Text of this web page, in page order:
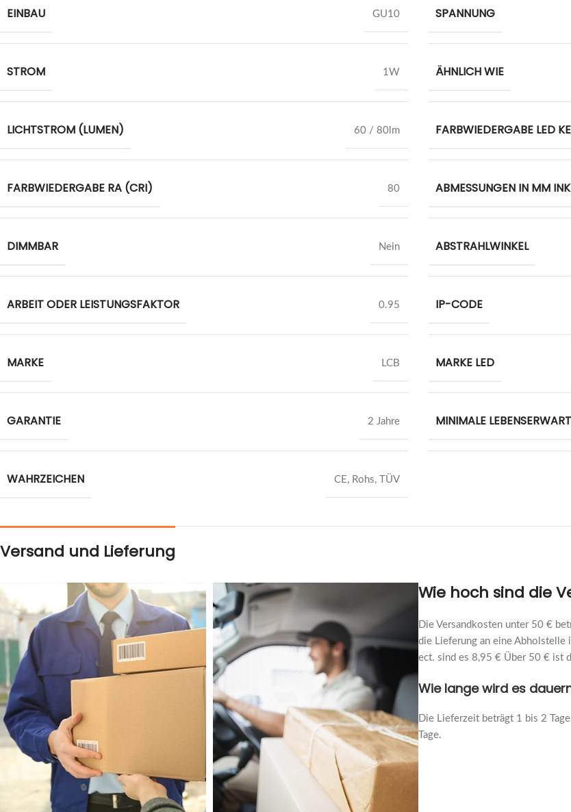
EINBAU GU10 SPANNUNG
STROM 1W ÄHNLICH WIE
LICHTSTROM (LUMEN) 60 / 80lm FARBWIEDERGABE LED
FARBWIEDERGABE RA (CRI) 80 ABMESSUNGEN IN MM
DIMMBAR Nein ABSTRAHLWINKEL
ARBEIT ODER LEISTUNGSFAKTOR 0.95 IP-CODE
MARKE LCB MARKE LED
GARANTIE 2 Jahre MINIMALE
WAHRZEICHEN CE, Rohs, TÜV
Versand und Lieferung
Wie hoch sind die
Die Versandkosten unter 50 €
die Lieferung an eine Abholstelle
ect. sind es 8,95 € Über 50 € ist
Wie lange wird es
Die Lieferzeit beträgt 1 bis 2
Tage.